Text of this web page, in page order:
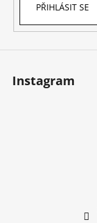
PŘIHLÁSIT SE
Instagram